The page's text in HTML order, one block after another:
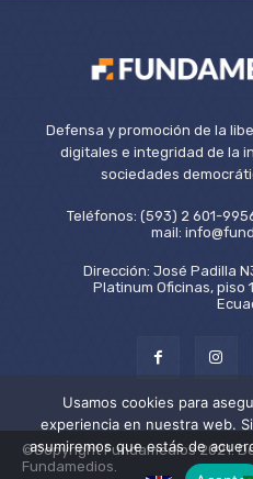
Defensa y promoción de la
digitales e integridad de la
sociedades
Teléfonos: (593) 2 601-
mail:
Dirección: José Padilla
Platinum Oficinas, piso
©Copyright Fundamedios 2021.
Fundamedios.
Usamos cookies para
experiencia en nuestra web.
asumiremos que estás de